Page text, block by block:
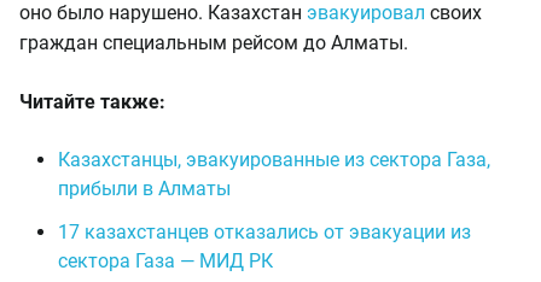
оно было нарушено. Казахстан эвакуировал своих
граждан специальным рейсом до Алматы.
Читайте также:
Казахстанцы, эвакуированные из сектора Газа,
прибыли в Алматы
17 казахстанцев отказались от эвакуации из
сектора Газа — МИД РК